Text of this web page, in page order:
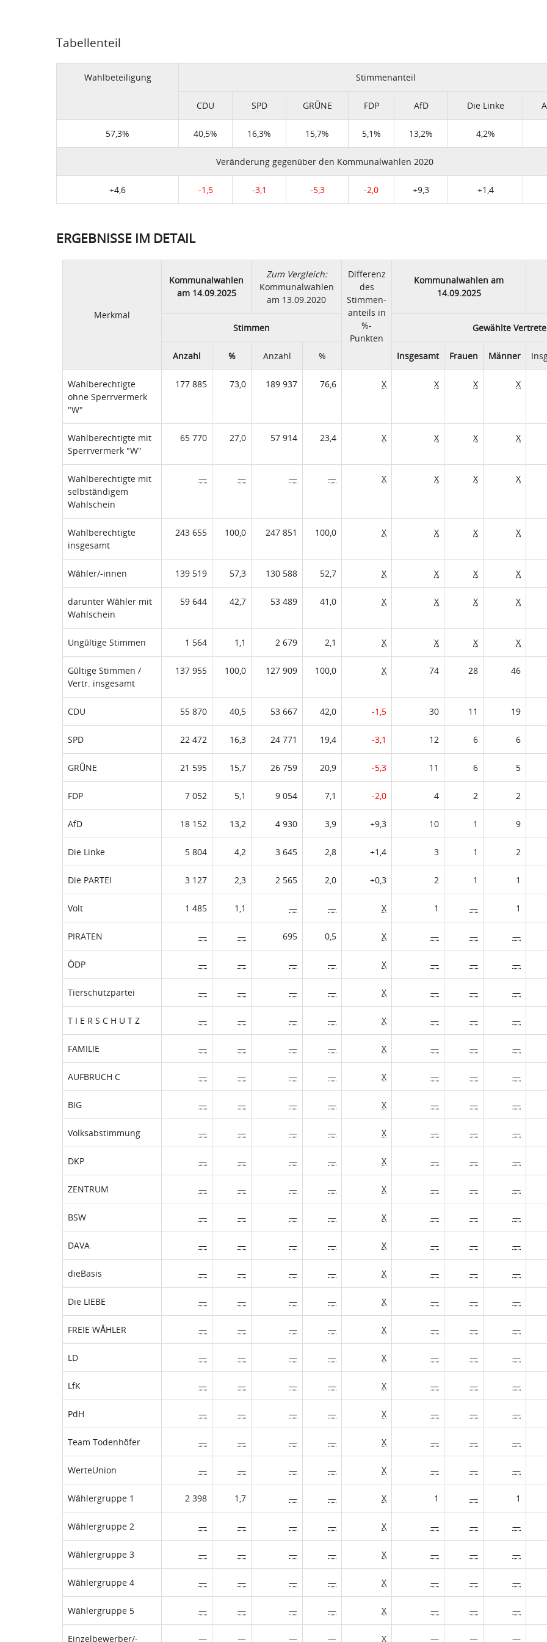
Tabellenteil
Wahlbeteiligung Stimmenanteil
CDU SPD GRÜNE FDP AfD Die Linke
57,3% 40,5% 16,3% 15,7% 5,1% 13,2% 4,2%
Veränderung gegenüber den Kommunalwahlen 2020
+4,6 -1,5 -3,1 -5,3 -2,0 +9,3 +1,4
ERGEBNISSE IM DETAIL
Merkmal
Kommunalwahlen
am 14.09.2025
Zum Vergleich:
Kommunalwahlen
am 13.09.2020
Differenz
des
Stimmen-
anteils in
%-
Punkten
Kommunalwahlen am
14.09.2025
Stimmen Gewählte
Anzahl % Anzahl % Insgesamt Frauen Männer
Wahlberechtigte
ohne Sperrvermerk
"W"
177 885 73,0 189 937 76,6 X X X X
Wahlberechtigte mit
Sperrvermerk "W"
65 770 27,0 57 914 23,4 X X X X
Wahlberechtigte mit
selbständigem
Wahlschein
— — — — X X X X
Wahlberechtigte
insgesamt
243 655 100,0 247 851 100,0 X X X X
Wähler/-innen 139 519 57,3 130 588 52,7 X X X X
darunter Wähler mit
Wahlschein
59 644 42,7 53 489 41,0 X X X X
Ungültige Stimmen 1 564 1,1 2 679 2,1 X X X X
Gültige Stimmen /
Vertr. insgesamt
137 955 100,0 127 909 100,0 X 74 28 46
CDU 55 870 40,5 53 667 42,0 -1,5 30 11 19
SPD 22 472 16,3 24 771 19,4 -3,1 12 6 6
GRÜNE 21 595 15,7 26 759 20,9 -5,3 11 6 5
FDP 7 052 5,1 9 054 7,1 -2,0 4 2 2
AfD 18 152 13,2 4 930 3,9 +9,3 10 1 9
Die Linke 5 804 4,2 3 645 2,8 +1,4 3 1 2
Die PARTEI 3 127 2,3 2 565 2,0 +0,3 2 1 1
Volt 1 485 1,1 — — X 1 — 1
PIRATEN — — 695 0,5 X — — —
ÖDP — — — — X — — —
Tierschutzpartei — — — — X — — —
T I E R S C H U T Z — — — — X — — —
FAMILIE — — — — X — — —
AUFBRUCH C — — — — X — — —
BIG — — — — X — — —
Volksabstimmung — — — — X — — —
DKP — — — — X — — —
ZENTRUM — — — — X — — —
BSW — — — — X — — —
DAVA — — — — X — — —
dieBasis — — — — X — — —
Die LIEBE — — — — X — — —
FREIE WÄHLER — — — — X — — —
LD — — — — X — — —
LfK — — — — X — — —
PdH — — — — X — — —
Team Todenhöfer — — — — X — — —
WerteUnion — — — — X — — —
Wählergruppe 1 2 398 1,7 — — X 1 — 1
Wählergruppe 2 — — — — X — — —
Wählergruppe 3 — — — — X — — —
Wählergruppe 4 — — — — X — — —
Wählergruppe 5 — — — — X — — —
Einzelbewerber/- — — — — X — — —